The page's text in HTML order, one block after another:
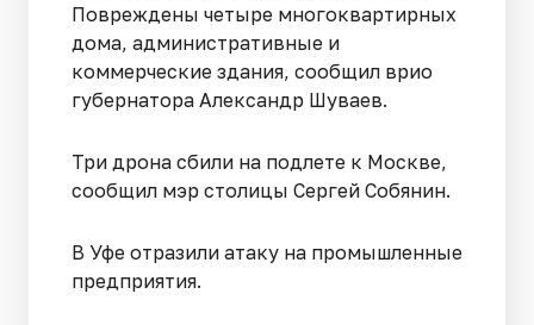
Повреждены четыре многоквартирных
дома, административные и
коммерческие здания, сообщил врио
губернатора Александр Шуваев.
Три дрона сбили на подлете к Москве,
сообщил мэр столицы Сергей Собянин.
В Уфе отразили атаку на промышленные
предприятия.